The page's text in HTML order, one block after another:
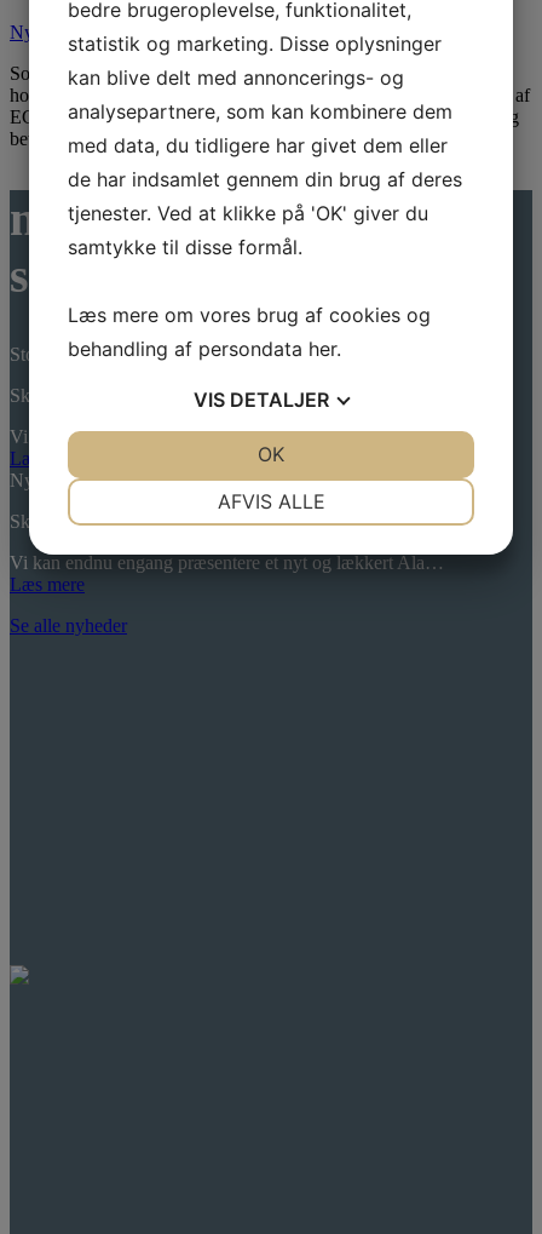
Nyheder
Uncategorized @da
Som gæst skal du ikke være bekymret for at tage din el-bil til
hotellet. Vi har 2 standere stående på hotellet. Standerne er leveret af
ECdrive. Du henter blot app’en Monta, og så foregår tilmelding og
betaling igennem her. Vi ser frem til at byde velkommen!
nyheder fra
skjalm hvide hotel
Stolt Klovnesponsor 2026
Skrevet den: 7. april 2026
Vi er igen i år stolte sponsorer af Danske Hospitalsklovne,…
Læs mere
Nyt ala carte kort
Skrevet den: 7. april 2026
Vi kan endnu engang præsentere et nyt og lækkert Ala…
Læs mere
Se alle nyheder
bedre brugeroplevelse, funktionalitet,
statistik og marketing. Disse oplysninger
kan blive delt med annoncerings- og
analysepartnere, som kan kombinere dem
med data, du tidligere har givet dem eller
de har indsamlet gennem din brug af deres
tjenester. Ved at klikke på 'OK' giver du
samtykke til disse formål.
Læs mere om vores brug af cookies og
behandling af persondata her.
VIS DETALJER
MARKETING
AFVIS ALLE
OK